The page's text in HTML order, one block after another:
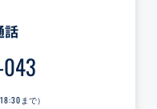
話
まで）